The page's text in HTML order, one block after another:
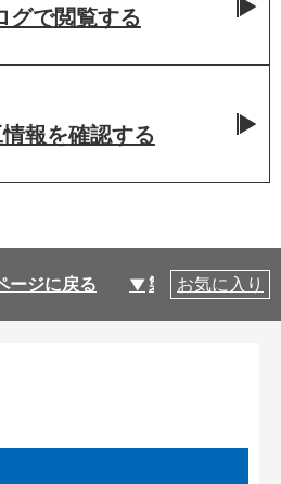
グで閲覧する
報を確認する
ージに戻る 製品仕様
お気に入り